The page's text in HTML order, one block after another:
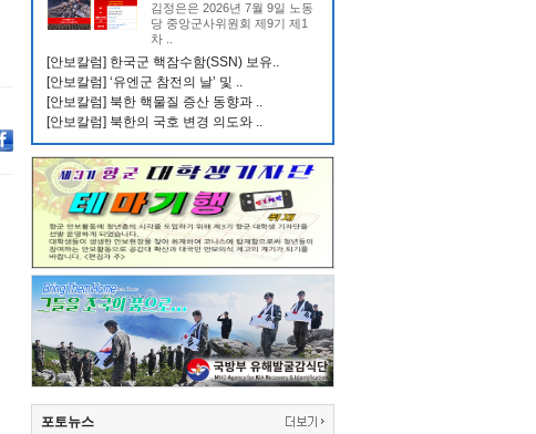
김정은은 2026년 7월 9일 노동
당 중앙군사위원회 제9기 제1
차 ..
[안보칼럼] 한국군 핵잠수함(SSN) 보유..
[안보칼럼] ‘유엔군 참전의 날’ 및 ..
[안보칼럼] 북한 핵물질 증산 동향과 ..
[안보칼럼] 북한의 국호 변경 의도와 ..
포토뉴스